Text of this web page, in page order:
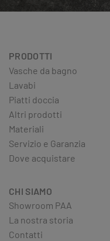
PRODOTTI
Vasche da bagno
Lavabi
Piatti doccia
Altri prodotti
Materiali
Servizio e Garanzia
Dove acquistare
CHI SIAMO
Showroom PAA
La nostra storia
Contatti